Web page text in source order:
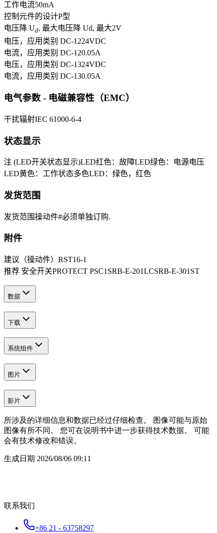
工作电流50mA
控制元件的设计P型
电压降 Ud, 最大电压降 Ud, 最大2V
电压，应用类别 DC-1224VDC
电流，应用类别 DC-120.05A
电压，应用类别 DC-1324VDC
电流，应用类别 DC-130.05A
电气参数 - 电磁兼容性（EMC）
干扰辐射IEC 61000-6-4
状态显示
注 (LED开关状态显示)LED红色：故障LED绿色：电源电压
LED黄色：工作状态多色LED：绿色，红色
发货范围
发货范围操动件#必须单独订购.
附件
建议（操动件） RST16-1
推荐 安全开关PROTECT PSC1 SRB-E-201LCSRB-E-301ST
数据
下载
系统组件
图片
影片
所涉及的详细信息和数据已经过仔细检查。 图像可能与原始
图像有所不同。 您可在说明书中进一步获得技术数据。 可能
会有技术修改和错误。
生成日期 2026/08/06 09:11
联系我们
+86 21 - 63758297